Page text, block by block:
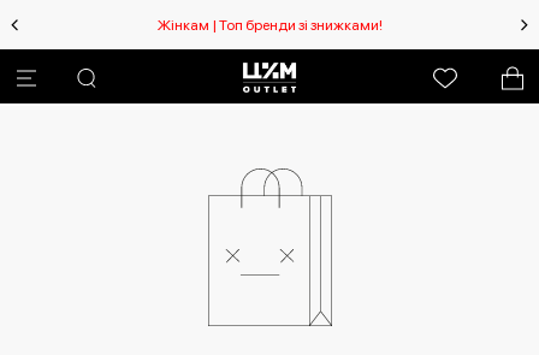
Жінкам | Топ бренди зі знижками!